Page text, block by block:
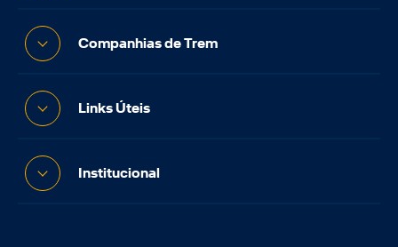
Companhias de Trem
Links Úteis
Institucional